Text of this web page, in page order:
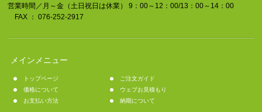
営業時間／月～金（土日祝日は休業） 9：00～12：00/13：00～14：00
FAX ： 076-252-2917
メインメニュー
トップページ
ご注文ガイド
価格について
ウェブお見積もり
お支払い方法
納期について